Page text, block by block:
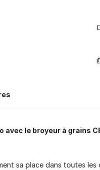
le broyeur à grains
sa place dans toutes les